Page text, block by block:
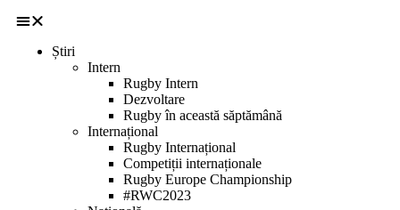
Știri
Intern
Rugby Intern
Dezvoltare
Rugby în această săptămână
Internațional
Rugby Internațional
Competiții internaționale
Rugby Europe Championship
#RWC2023